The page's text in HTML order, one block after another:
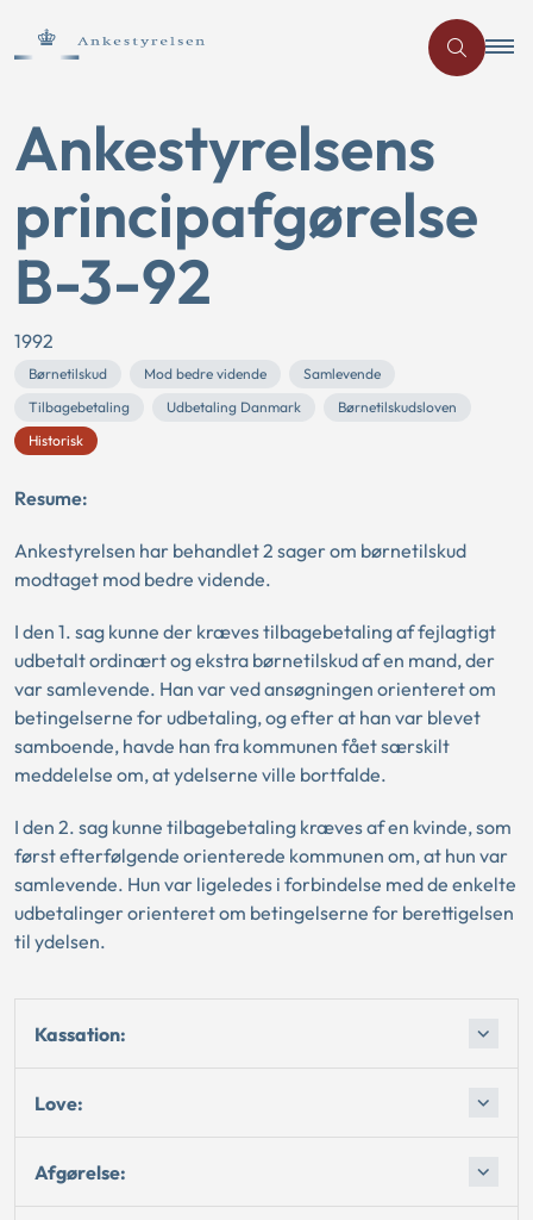
Ankestyrelsens
principafgørelse
B-3-92
1992
Børnetilskud Mod bedre vidende
Samlevende
Tilbagebetaling
Udbetaling Danmark
Børnetilskudsloven
Historisk
Resume:
Ankestyrelsen har behandlet 2 sager om børnetilskud
modtaget mod bedre vidende.
I den 1. sag kunne der kræves tilbagebetaling af fejlagtigt
udbetalt ordinært og ekstra børnetilskud af en mand, der
var samlevende. Han var ved ansøgningen orienteret om
betingelserne for udbetaling, og efter at han var blevet
samboende, havde han fra kommunen fået særskilt
meddelelse om, at ydelserne ville bortfalde.
I den 2. sag kunne tilbagebetaling kræves af en kvinde, som
først efterfølgende orienterede kommunen om, at hun var
samlevende. Hun var ligeledes i forbindelse med de enkelte
udbetalinger orienteret om betingelserne for berettigelsen
til ydelsen.
Kassation:
Love:
Afgørelse: